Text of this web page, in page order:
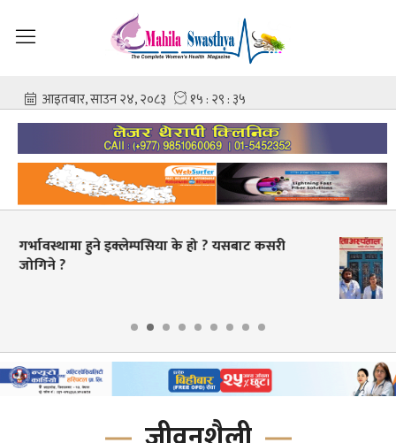
चिकित्सक–नर्समाथि कुटपिटपछि पलाँता अस्पताल बन्द